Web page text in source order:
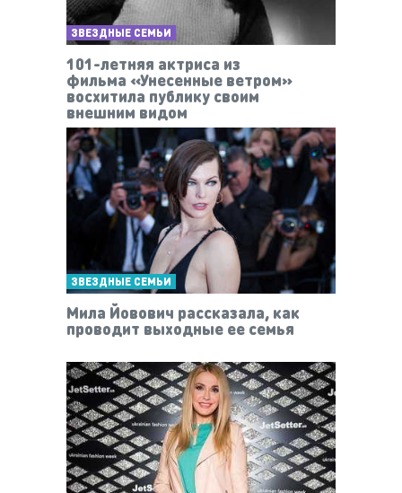
ЗВЕЗДНЫЕ СЕМЬИ
101-летняя актриса из
фильма «Унесенные ветром»
восхитила публику своим
внешним видом
ЗВЕЗДНЫЕ СЕМЬИ
Мила Йовович рассказала, как
проводит выходные ее семья